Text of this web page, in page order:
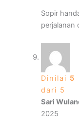
Sopir
perjalanan
Dinilai 5
dari 5
Sari
2025